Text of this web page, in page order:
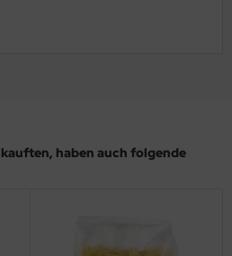
haben auch folgende